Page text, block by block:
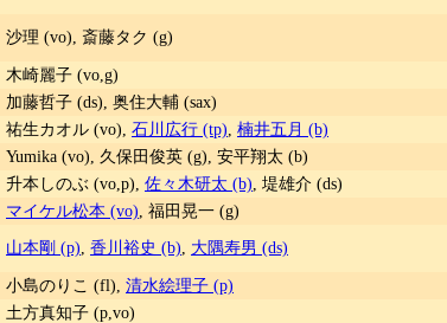
沙理 (vo), 斎藤タク (g)
木崎麗子 (vo,g)
加藤哲子 (ds), 奥住大輔 (sax)
祐生カオル (vo), 石川広行 (tp) 楠井五月 (b)
Yumika (vo), 久保田俊英 (g), 安平翔太 (b)
升本しのぶ (vo,p), 佐々木研太 (b) , 堤雄介 (ds)
マイケル松本 (vo) , 福田晃一 (g)
山本剛 (p) 香川裕史 (b)
大隅寿男 (ds)
小島のりこ (fl), 清水絵理子 (p)
土方真知子 (p,vo)